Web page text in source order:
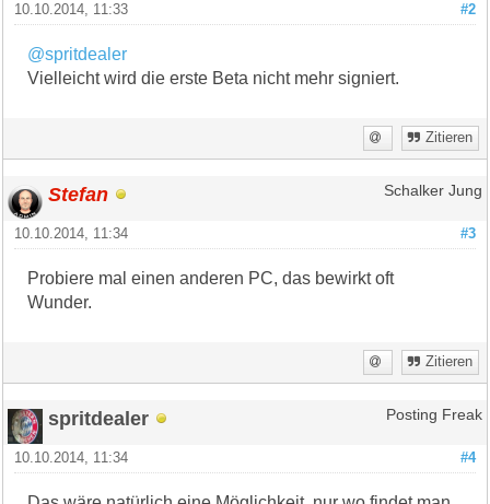
#2
10.10.2014, 11:33
@spritdealer
Vielleicht wird die erste Beta nicht mehr signiert.
Zitieren
Stefan Schalker Jung
#3
10.10.2014, 11:34
Probiere mal einen anderen PC, das bewirkt oft
Wunder.
Zitieren
spritdealer Posting Freak
#4
10.10.2014, 11:34